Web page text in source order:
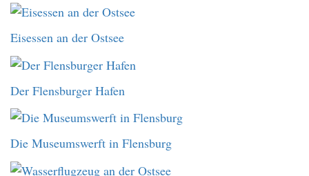
Eisessen an der Ostsee
Der Flensburger Hafen
Die Museumswerft in Flensburg